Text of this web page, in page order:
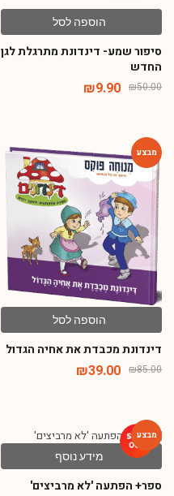
הוספה לסל
סיפור שמע- דינדונת מתרגלת לגן
החדש
₪50.00
₪9.90
הוספה לסל
דינדונת מכבדת את אחיה הגדול
₪85.00
₪39.00
מידע נוסף
ספר+ הפתעה 'לא מרביצים'